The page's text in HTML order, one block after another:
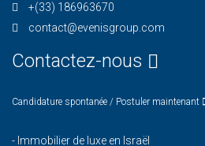
+(33) 186963670
contact@evenisgroup.com
Contactez-nous
Candidature spontanée / Postuler maintenant
- Immobilier de luxe en Israël